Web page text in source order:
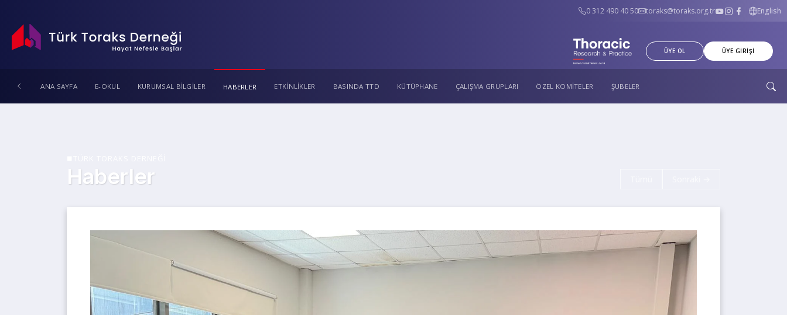
0 312 490 40 50 toraks@toraks.org.tr English
ÜYE OL ÜYE GİRİŞİ
ANA SAYFA E-OKUL KURUMSAL BİLGİLER HABERLER ETKİNLİKLER BASINDA TTD KÜTÜPHANE ÇALIŞMA GRUPLARI ÖZEL KOMİTELER ŞUBELER
Haberler